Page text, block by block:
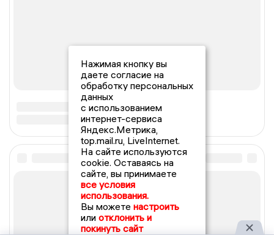
Нажимая кнопку вы
даете согласие на
обработку персональных
данных
с использованием
интернет-сервиса
Яндекс.Метрика,
top.mail.ru, LiveInternet.
На сайте используются
cookie. Оставаясь на
сайте, вы принимаете
все условия
использования.
Вы можете настроить
или отклонить и
покинуть сайт